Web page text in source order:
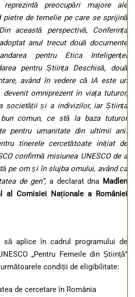
preocupări majore ale
pietre de temelie pe care se sprijină
această perspectivă, Conferința
anul trecut două documente
pentru Etica Inteligenței
pentru Știința Deschisă, două
având în vedere că IA este un
omniprezent în viața tuturor,
societății și a indivizilor, iar Știința
comun, ce stă la baza tuturor
pentru umanitate din ultimii ani.
tinerele cercetătoate inițiat de
confirmă misiunea UNESCO de a
pe om și în slujba omului, având ca
de gen”, a declarat dna Madlen
al Comisiei Naționale a României
să aplice în cadrul programului de
„Pentru Femeile din Știință”
condiții de eligibilitate:
de cercetare în România